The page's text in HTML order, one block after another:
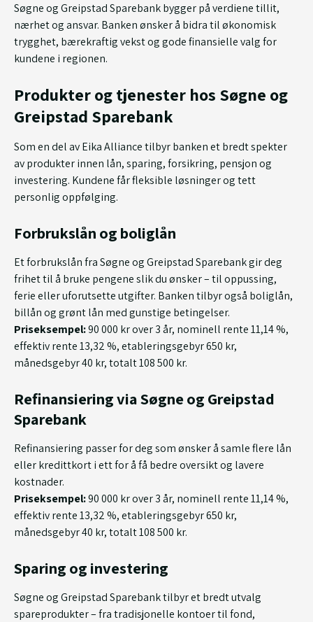
Søgne og Greipstad Sparebank bygger på verdiene tillit,
nærhet og ansvar. Banken ønsker å bidra til økonomisk
trygghet, bærekraftig vekst og gode finansielle valg for
kundene i regionen.
Produkter og tjenester hos Søgne og
Greipstad Sparebank
Som en del av Eika Alliance tilbyr banken et bredt spekter
av produkter innen lån, sparing, forsikring, pensjon og
investering. Kundene får fleksible løsninger og tett
personlig oppfølging.
Forbrukslån og boliglån
Et forbrukslån fra Søgne og Greipstad Sparebank gir deg
frihet til å bruke pengene slik du ønsker – til oppussing,
ferie eller uforutsette utgifter. Banken tilbyr også boliglån,
billån og grønt lån med gunstige betingelser.
Priseksempel:90 000 kr over 3 år, nominell rente 11,14 %,
effektiv rente 13,32 %, etableringsgebyr 650 kr,
månedsgebyr 40 kr, totalt 108 500 kr.
Refinansiering via Søgne og Greipstad
Sparebank
Refinansiering passer for deg som ønsker å samle flere lån
eller kredittkort i ett for å få bedre oversikt og lavere
kostnader.
Priseksempel:90 000 kr over 3 år, nominell rente 11,14 %,
effektiv rente 13,32 %, etableringsgebyr 650 kr,
månedsgebyr 40 kr, totalt 108 500 kr.
Sparing og investering
Søgne og Greipstad Sparebank tilbyr et bredt utvalg
spareprodukter – fra tradisjonelle kontoer til fond,